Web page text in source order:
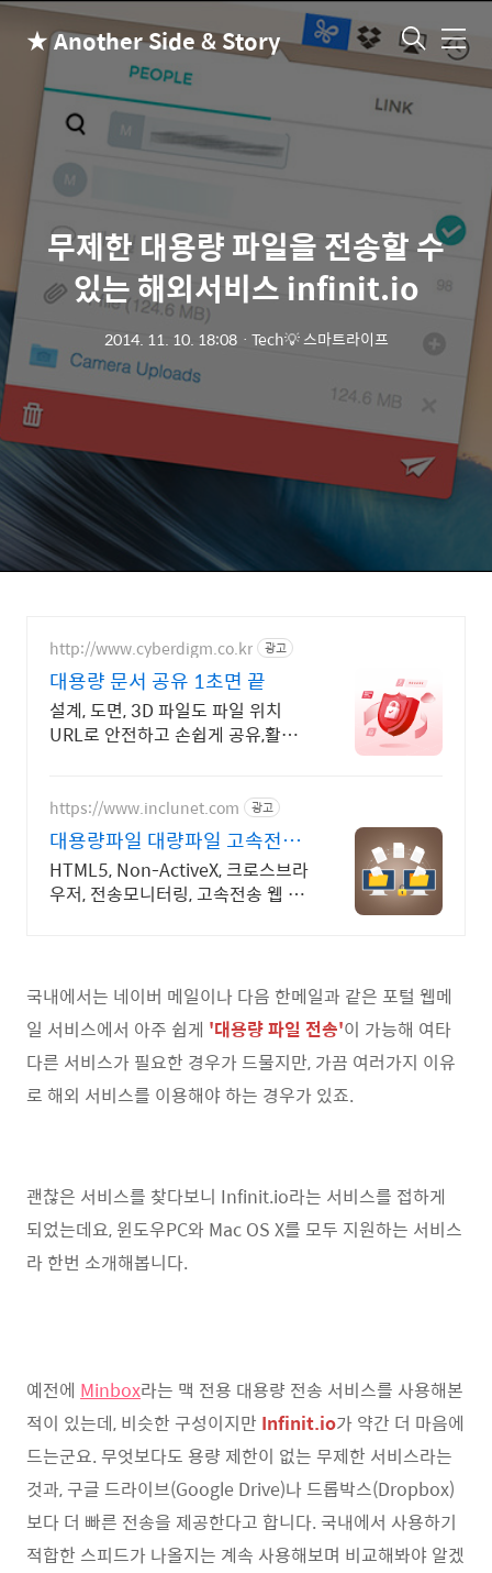
★ Another Side & Story 메
뉴
무제한 대용량 파일을 전송할 수
있는 해외서비스 infinit.io
2014. 11. 10. 18:08ㆍ Tech💡 스마트라이프
http://www.cyberdigm.co.kr 광고
대용량 문서 공유 1초면 끝
설계, 도면, 3D 파일도 파일 위치
URL로 안전하고 손쉽게 공유,활용
https://www.inclunet.com 광고
대용량파일 대량파일 고속전송
TeraTransfer
HTML5, Non-ActiveX, 크로스브라
우저, 전송모니터링, 고속전송 웹 표
국내에서는 네이버 메일이나 다음 한메일과 같은 포털 웹메
일 서비스에서 아주 쉽게 '대용량 파일 전송'이 가능해 여타
다른 서비스가 필요한 경우가 드물지만, 가끔 여러가지 이유
로 해외 서비스를 이용해야 하는 경우가 있죠.
괜찮은 서비스를 찾다보니 Infinit.io라는 서비스를 접하게
되었는데요, 윈도우PC와 Mac OS X를 모두 지원하는 서비스
라 한번 소개해봅니다.
예전에 Minbox라는 맥 전용 대용량 전송 서비스를 사용해본
적이 있는데, 비슷한 구성이지만 Infinit.io가 약간 더 마음에
드는군요. 무엇보다도 용량 제한이 없는 무제한 서비스라는
것과, 구글 드라이브(Google Drive)나 드롭박스(Dropbox)
보다 더 빠른 전송을 제공한다고 합니다. 국내에서 사용하기
적합한 스피드가 나올지는 계속 사용해보며 비교해봐야 알겠